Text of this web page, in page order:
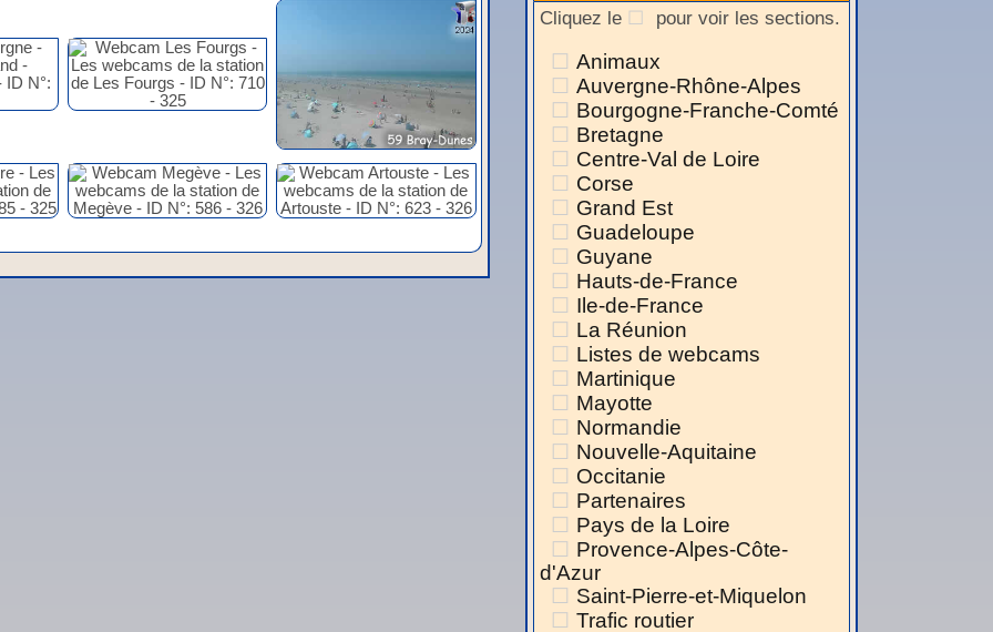
Cliquez le
pour voir les sections.
Animaux
Auvergne-Rhône-Alpes
Bourgogne-Franche-Comté
Bretagne
Centre-Val de Loire
Corse
Grand Est
Guadeloupe
Guyane
Hauts-de-France
Ile-de-France
La Réunion
Listes de webcams
Martinique
Mayotte
Normandie
Nouvelle-Aquitaine
Occitanie
Partenaires
Pays de la Loire
Provence-Alpes-Côte-
d'Azur
Saint-Pierre-et-Miquelon
Trafic routier